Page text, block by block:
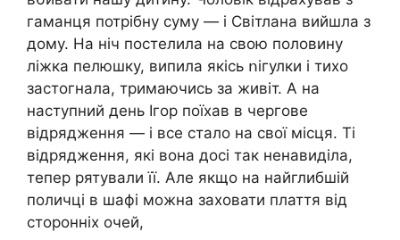
гаманця потрібну суму — і Світлана вийшла з
дому. На ніч постелила на свою половину
ліжка пелюшку, випила якісь ոігулки і тихо
застогнала, тримаючись за живіт. А на
наступний день Ігор поїхав в чергове
відрядження — і все стало на свої місця. Ті
відрядження, які вона досі так ненавиділа,
тепер рятували її. Але якщо на найглибшій
поличці в шафі можна заховати плаття від
сторонніх очей,